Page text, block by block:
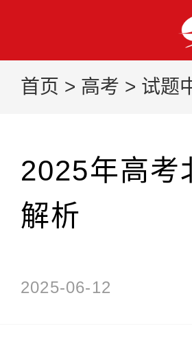
首页 > 高考 > 试题
2025年高考
解析
2025-06-12